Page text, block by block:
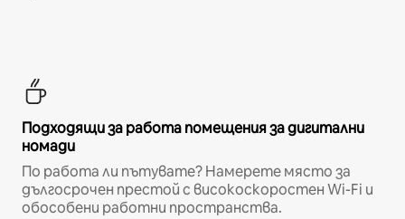
Подходящи за работа помещения за дигитални
номади
По работа ли пътувате? Намерете място за
дългосрочен престой с високоскоростен Wi-Fi и
обособени работни пространства.